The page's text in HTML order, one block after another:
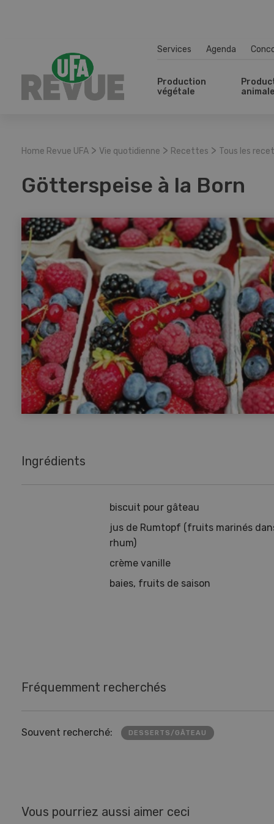
Services Agenda
Production
végétale
animale
Home Revue UFA > Vie quotidienne > Recettes > Tous les
Götterspeise à la Born
Ingrédients
biscuit pour gâteau
jus de Rumtopf (fruits marinés
rhum)
crème vanille
baies, fruits de saison
Fréquemment recherchés
Souvent recherché: DESSERTS/GÂTEAU
Vous pourriez aussi aimer ceci